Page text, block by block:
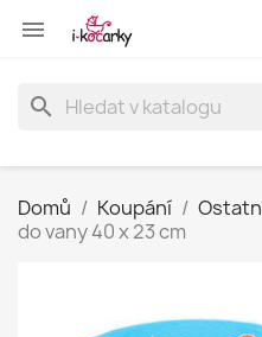

search
Domů Koupání
do vany 40 x 23 cm